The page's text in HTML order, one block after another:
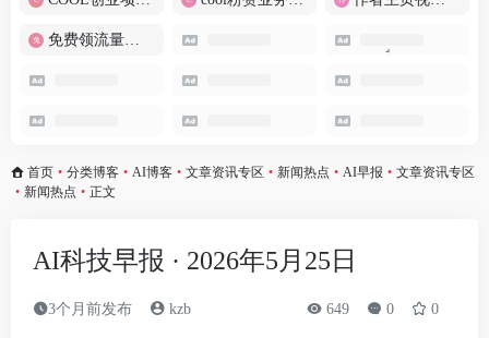
免费领流量卡-包邮
首页 • 分类博客 • AI博客 • 文章资讯专区 • 新闻热点 • AI早报 • 文章资讯专区
• 新闻热点 • 正文
AI科技早报 · 2026年5月25日
3个月前发布 kzb 649 0 0